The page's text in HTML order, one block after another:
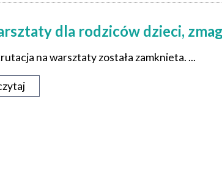
dla rodziców dzieci,
na warsztaty została zamknieta. ...